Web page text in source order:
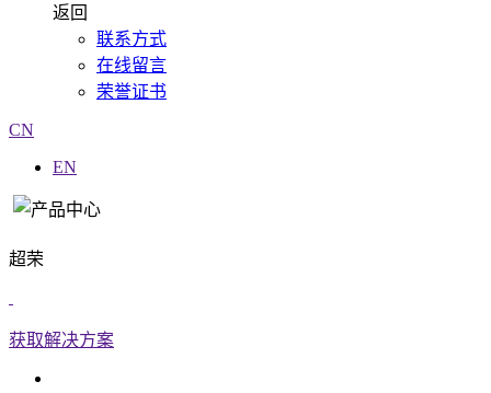
返回
联系方式
在线留言
荣誉证书
CN
EN
超荣
获取解决方案